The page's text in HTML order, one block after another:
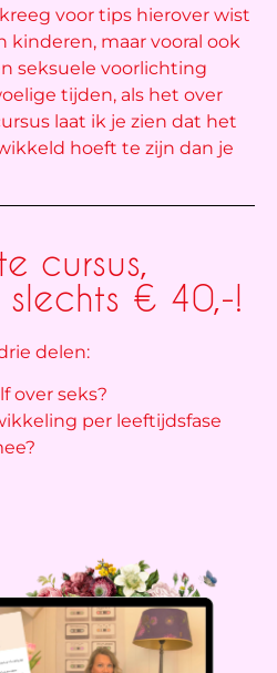
voor tips hierover wist
kinderen, maar vooral ook
seksuele voorlichting
tijden, als het over
laat ik je zien dat het
hoeft te zijn dan je
cursus,
€ 40,-!
delen:
over seks?
per leeftijdsfase